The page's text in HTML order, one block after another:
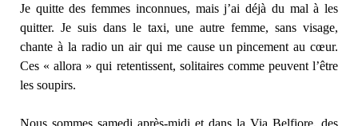
Je quitte des femmes inconnues, mais j’ai déjà du mal à les
quitter. Je suis dans le taxi, une autre femme, sans visage,
chante à la radio un air qui me cause un pincement au cœur.
Ces « allora » qui retentissent, solitaires comme peuvent l’être
les soupirs.
Nous sommes samedi après-midi et dans la Via Belfiore, des